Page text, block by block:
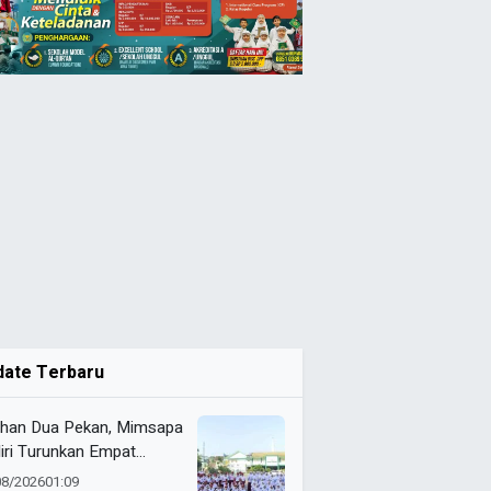
Terbaru
Dua Pekan, Mimsapa
Turunkan Empat
pada LBB HUT Ke-
202601:09